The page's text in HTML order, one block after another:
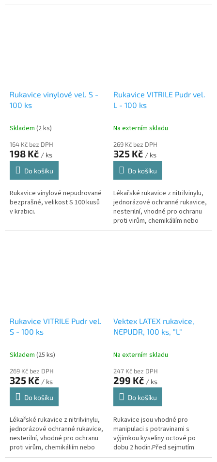
oleje s přidanými změkčovadly
latexu.
Rukavice vinylové vel. S -
100 ks
Skladem (2 ks)
164 Kč bez DPH
198 Kč / ks
Do košíku
Rukavice vinylové nepudrované
bezprašné, velikost S 100 kusů
v krabici.
Rukavice VITRILE Pudr vel.
L - 100 ks
Na externím skladu
269 Kč bez DPH
325 Kč / ks
Do košíku
Lékařské rukavice z nitrilvinylu,
jednorázové ochranné rukavice,
nesterilní, vhodné pro ochranu
proti virům, chemikáliím nebo
mikroorganismům.
Rukavice VITRILE Pudr vel.
S - 100 ks
Skladem (25 ks)
269 Kč bez DPH
325 Kč / ks
Do košíku
Lékařské rukavice z nitrilvinylu,
jednorázové ochranné rukavice,
nesterilní, vhodné pro ochranu
proti virům, chemikáliím nebo
mikroorganismům.
Vektex LATEX rukavice,
NEPUDR, 100 ks, "L"
Na externím skladu
247 Kč bez DPH
299 Kč / ks
Do košíku
Rukavice jsou vhodné pro
manipulaci s potravinami s
výjimkou kyseliny octové po
dobu 2 hodin.Před sejmutím
rukavic, odstraňte veškeré